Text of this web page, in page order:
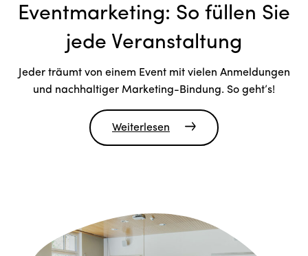
Eventmarketing: So füllen Sie
jede Veranstaltung
Jeder träumt von einem Event mit vielen Anmeldungen
und nachhaltiger Marketing-Bindung. So geht’s!
Weiterlesen